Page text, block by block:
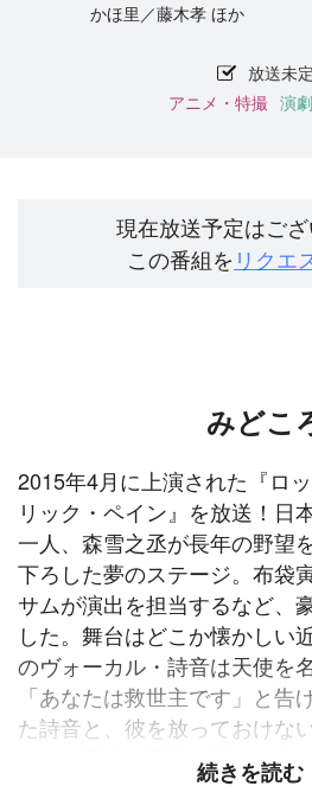
かほ里／藤木孝 ほか
放送未定
アニメ・特撮 演
現在放送予定はござ
この番組を リクエ
みどこ
2015年4月に上演された『ロ
リック・ペイン』を放送！日
一人、森雪之丞が長年の野望
下ろした夢のステージ。布袋
サムが演出を担当するなど、
した。舞台はどこか懐かしい
のヴォーカル・詩音は天使を
「あなたは救世主です」と告
た詩音と、彼を放っておけな
ーは、天使と悪魔の戦いに巻
越勇輝、桜田通ら人気若手俳
続きを読む